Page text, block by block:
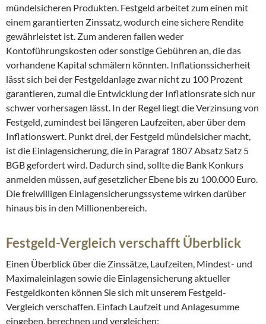
mündelsicheren Produkten. Festgeld arbeitet zum einen mit
einem garantierten Zinssatz, wodurch eine sichere Rendite
gewährleistet ist. Zum anderen fallen weder
Kontoführungskosten oder sonstige Gebühren an, die das
vorhandene Kapital schmälern könnten. Inflationssicherheit
lässt sich bei der Festgeldanlage zwar nicht zu 100 Prozent
garantieren, zumal die Entwicklung der Inflationsrate sich nur
schwer vorhersagen lässt. In der Regel liegt die Verzinsung von
Festgeld, zumindest bei längeren Laufzeiten, aber über dem
Inflationswert. Punkt drei, der Festgeld mündelsicher macht,
ist die Einlagensicherung, die in Paragraf 1807 Absatz Satz 5
BGB gefordert wird. Dadurch sind, sollte die Bank Konkurs
anmelden müssen, auf gesetzlicher Ebene bis zu 100.000 Euro.
Die freiwilligen Einlagensicherungssysteme wirken darüber
hinaus bis in den Millionenbereich.
Festgeld-Vergleich verschafft Überblick
Einen Überblick über die Zinssätze, Laufzeiten, Mindest- und
Maximaleinlagen sowie die Einlagensicherung aktueller
Festgeldkonten können Sie sich mit unserem Festgeld-
Vergleich verschaffen. Einfach Laufzeit und Anlagesumme
eingeben, berechnen und vergleichen: